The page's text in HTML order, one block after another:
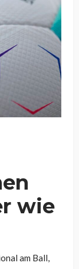
wie
am Ball,